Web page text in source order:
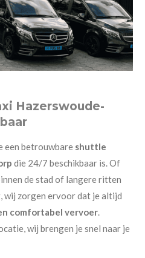
Hazerswoude-
een betrouwbare shuttle
die 24/7 beschikbaar is. Of
de stad of langere ritten
wij zorgen ervoor dat je altijd
comfortabel vervoer
wij brengen je snel naar je